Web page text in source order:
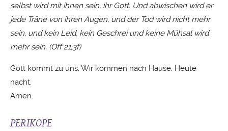
selbst wird mit ihnen sein, ihr Gott. Und abwischen wird er
jede Träne von ihren Augen, und der Tod wird nicht mehr
sein, und kein Leid, kein Geschrei und keine Mühsal wird
mehr sein. (Off 21,3f)
Gott kommt zu uns. Wir kommen nach Hause. Heute
nacht.
Amen.
PERIKOPE